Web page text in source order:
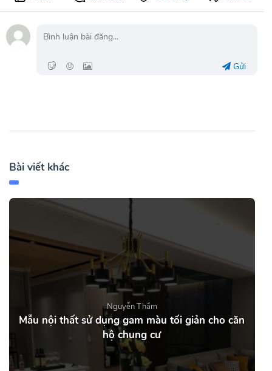
Gửi
Bài viết khác
Nguyễn Thắm
Mẫu nội thất sử dụng gam màu tối giản cho căn
hộ chung cư